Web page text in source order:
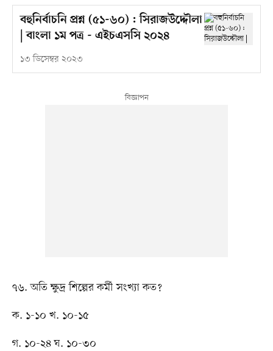
বহুনির্বাচনি প্রশ্ন (৫১-৬০) : সিরাজউদ্দৌলা
| বাংলা ১ম পত্র - এইচএসসি ২০২৪
১৩ ডিসেম্বর ২০২৩
৭৬. অতি ক্ষুদ্র শিল্পের কর্মী সংখ্যা কত?
ক. ১-১০ খ. ১০-১৫
গ. ১০-২৪ ঘ. ১০-৩০